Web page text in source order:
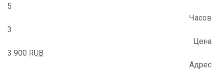
5
Часов
3
Цена
3 900 RUB
Адрес